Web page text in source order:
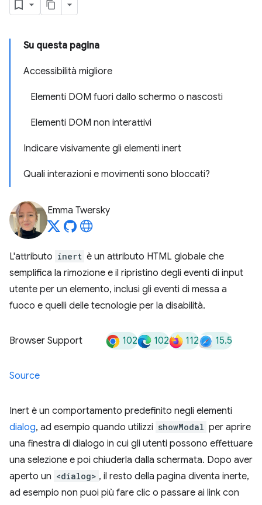
Su questa pagina
Accessibilità migliore
Elementi DOM fuori dallo schermo o nascosti
Elementi DOM non interattivi
Indicare visivamente gli elementi inert
Quali interazioni e movimenti sono bloccati?
Emma Twersky
L'attributo inert è un attributo HTML globale che
semplifica la rimozione e il ripristino degli eventi di input
utente per un elemento, inclusi gli eventi di messa a
fuoco e quelli delle tecnologie per la disabilità.
Browser Support 102 102 112 15.5
Source
Inert è un comportamento predefinito negli elementi
dialog, ad esempio quando utilizzi showModal per aprire
una finestra di dialogo in cui gli utenti possono effettuare
una selezione e poi chiuderla dalla schermata. Dopo aver
aperto un <dialog> , il resto della pagina diventa inerte,
ad esempio non puoi più fare clic o passare ai link con